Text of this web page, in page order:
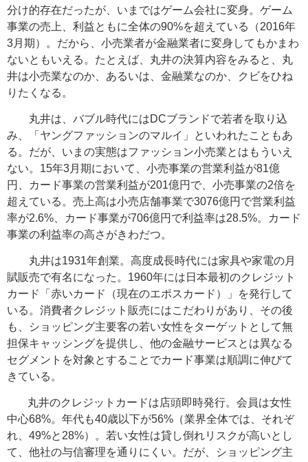
分け的存在だったが、いまではゲーム会社に変身。ゲーム
事業の売上、利益ともに全体の90%を超えている（2016年
3月期）。だから、小売業者が金融業者に変身してもかまわ
ないともいえる。たとえば、丸井の決算内容をみると、丸
井は小売業なのか、あるいは、金融業なのか、クビをひね
りたくなる。
丸井は、バブル時代にはDCブランドで若者を取り込
み、「ヤングファッションのマルイ」といわれたこともあ
る。だが、いまの実態はファッション小売業とはもういえ
ない。15年3月期において、小売事業の営業利益が81億
円、カード事業の営業利益が201億円で、小売事業の2倍を
超えている。売上高は小売店舗事業で3076億円で営業利益
率が2.6%、カード事業が706億円で利益率は28.5%。カード
事業の利益率の高さがきわだつ。
丸井は1931年創業。高度成長時代には家具や家電の月
賦販売で有名になった。1960年には日本最初のクレジット
カード「赤いカード（現在のエポスカード）」を発行して
いる。消費者クレジット販売にはこだわりがあり、その後
も、ショッピング主要客の若い女性をターゲットとして無
担保キャッシングを提供し、他の金融サービスとは異なる
セグメントを対象とすることでカード事業は順調に伸びて
きている。
丸井のクレジットカードは店頭即時発行。会員は女性
中心68%。年代も40歳以下が56%（業界全体では、それぞ
れ、49%と28%）。若い女性は貸し倒れリスクが高いとし
て、他社の与信審理を通りにくい。だが、ショッピング主